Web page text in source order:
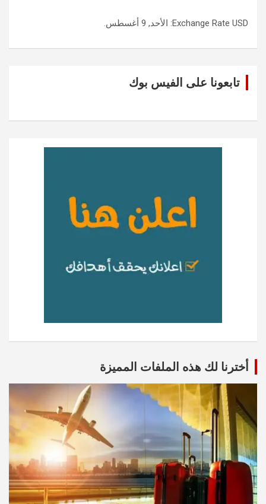
Exchange Rate USD : الأحد, 9 أغسطس.
تابعونا على الفيس بوك
أخترنا لك هذه الملفات المميزة